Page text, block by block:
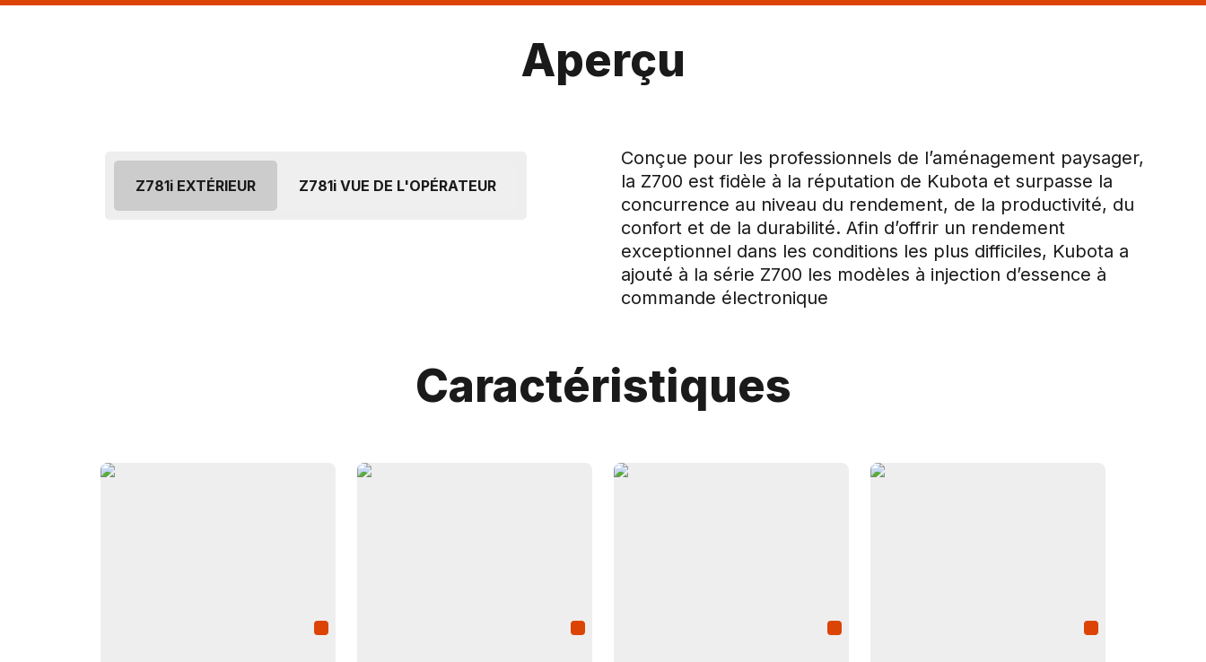
Aperçu
Conçue pour les professionnels de l’aménagement paysager,
la Z700 est fidèle à la réputation de Kubota et surpasse la
concurrence au niveau du rendement, de la productivité, du
confort et de la durabilité. Afin d’offrir un rendement
exceptionnel dans les conditions les plus difficiles, Kubota a
ajouté à la série Z700 les modèles à injection d’essence à
commande électronique
Z781i EXTÉRIEUR Z781i VUE DE L'OPÉRATEUR
Caractéristiques